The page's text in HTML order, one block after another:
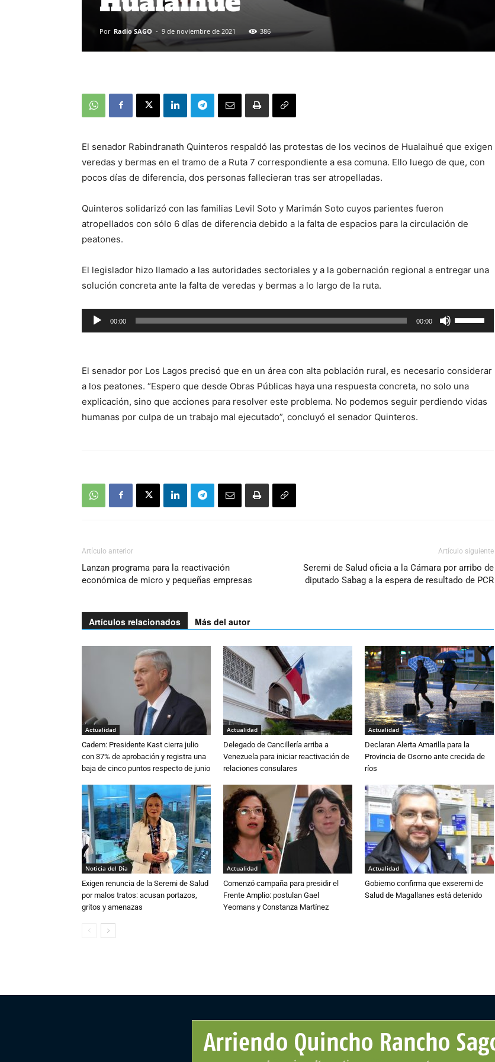
Por Radio SAGO - 9 de noviembre de 2021 386
El senador Rabindranath Quinteros respaldó las protestas de los vecinos de Hualaihué que exigen
veredas y bermas en el tramo de a Ruta 7 correspondiente a esa comuna. Ello luego de que, con
pocos días de diferencia, dos personas fallecieran tras ser atropelladas.
Quinteros solidarizó con las familias Levil Soto y Marimán Soto cuyos parientes fueron
atropellados con sólo 6 días de diferencia debido a la falta de espacios para la circulación de
peatones.
El legislador hizo llamado a las autoridades sectoriales y a la gobernación regional a entregar una
solución concreta ante la falta de veredas y bermas a lo largo de la ruta.
Reproductor
de
00:00 00:00
las
flecha
arriba/abajo
para
El senador por Los Lagos precisó que en un área con alta población rural, es necesario considerar
a los peatones. “Espero que desde Obras Públicas haya una respuesta concreta, no solo una
explicación, sino que acciones para resolver este problema. No podemos seguir perdiendo vidas
humanas por culpa de un trabajo mal ejecutado”, concluyó el senador Quinteros.
Artículo anterior
Lanzan programa para la reactivación
económica de micro y pequeñas empresas
Artículo siguiente
Seremi de Salud oficia a la Cámara por arribo de
diputado Sabag a la espera de resultado de PCR
Artículos relacionados Más del autor
Actualidad
Cadem: Presidente Kast cierra julio
con 37% de aprobación y registra una
baja de cinco puntos respecto de junio
Actualidad
Delegado de Cancillería arriba a
Venezuela para iniciar reactivación de
relaciones consulares
Actualidad
Declaran Alerta Amarilla para la
Provincia de Osorno ante crecida de
ríos
Noticia del Día
Exigen renuncia de la Seremi de Salud
por malos tratos: acusan portazos,
gritos y amenazas
Actualidad
Comenzó campaña para presidir el
Frente Amplio: postulan Gael
Yeomans y Constanza Martínez
Actualidad
Gobierno confirma que exseremi de
Salud de Magallanes está detenido